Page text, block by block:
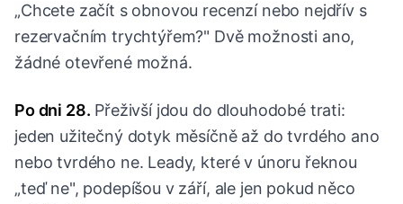
„Chcete začít s obnovou recenzí nebo nejdřív s
rezervačním trychtýřem?" Dvě možnosti ano,
žádné otevřené možná.
Po dni 28. Přeživší jdou do dlouhodobé trati:
jeden užitečný dotyk měsíčně až do tvrdého ano
nebo tvrdého ne. Leady, které v únoru řeknou
„teď ne", podepíšou v září, ale jen pokud něco